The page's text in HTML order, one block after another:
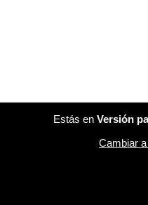
Estás en Versión
Cambiar